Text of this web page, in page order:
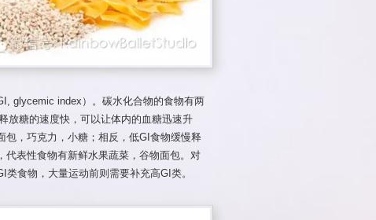
glycemic index）。碳水化合物的食物有两
放糖的速度快，可以让体内的血糖迅速升
包，巧克力，小糖；相反，低GI食物缓慢释
表性食物有新鲜水果蔬菜，谷物面包。对
食物，大量运动前则需要补充高GI类。